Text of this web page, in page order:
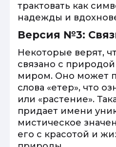
трактовать как
надежды и
Версия №3:
Некоторые верят,
связано с
миром. Оно может
слова «етер», что
или «растение».
придает имени
мистическое
его с красотой и